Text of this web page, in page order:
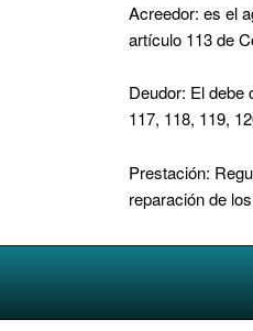
Acreedor: es el
artículo 113 de
Deudor: El debe
117, 118, 119,
Prestación:
reparación de